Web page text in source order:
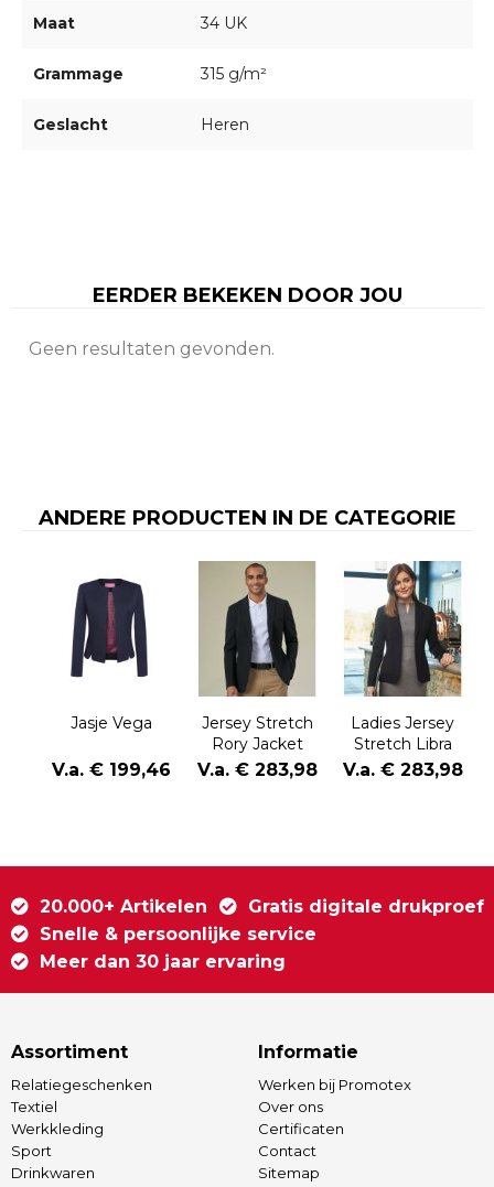
Maat 34 UK
Grammage 315 g/m²
Geslacht Heren
EERDER BEKEKEN DOOR JOU
Geen resultaten gevonden.
ANDERE PRODUCTEN IN DE CATEGORIE
Jasje Vega
V.a. € 199,46
Jersey Stretch
Rory Jacket
V.a. € 283,98
Ladies Jersey
Stretch Libra
Jacket
V.a. € 283,98
20.000+ Artikelen
Gratis digitale drukproef
Snelle & persoonlijke service
Meer dan 30 jaar ervaring
Assortiment
Relatiegeschenken
Textiel
Werkkleding
Sport
Drinkwaren
Informatie
Werken bij Promotex
Over ons
Certificaten
Contact
Sitemap